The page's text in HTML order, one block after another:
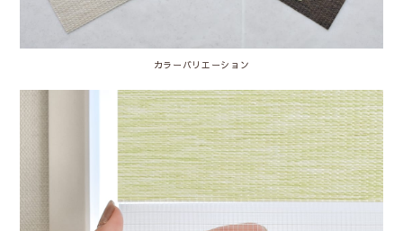
カラーバリエーション